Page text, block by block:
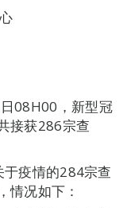
08H00，新型冠
接获286宗查
疫情的284宗查
情况如下：